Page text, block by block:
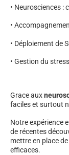
• Neurosciences :
•
• Déploiement de
• Gestion du stress
Grace aux
faciles et surtout
Notre expérience
de récentes
mettre en place
efficaces.